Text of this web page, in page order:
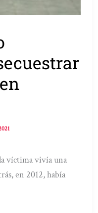
víctima vivía una
en 2012, había